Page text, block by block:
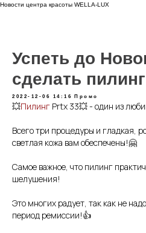
Новости центра красоты WELLA-LUX
Успеть до
сделать
2022-12-06 14:16 Промо
💥Пилинг Prtx 33💥 - один из
Всего три процедуры и гладкая,
светлая кожа вам обеспечены!🤗
Самое важное, что пилинг
шелушения!
Это многих радует, так как не
период ремиссии!👍